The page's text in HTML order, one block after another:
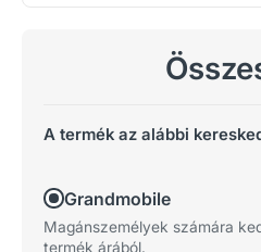
A termék az alábbi
Grandmobile
Magánszemélyek számára
termék árából.